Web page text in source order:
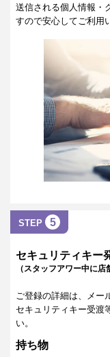
送信される個人情報・
すので安心してご利用
STEP 5
セキュリティキー
（スタッフアワー中に
ご登録の詳細は、メー
セキュリティキー受渡
い。
持ち物